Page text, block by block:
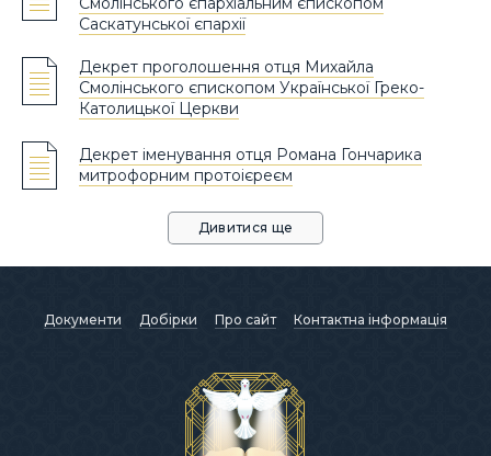
Саскатунської єпархії
Декрет проголошення отця Михайла
Смолінського єпископом Української Греко-
Католицької Церкви
Декрет іменування отця Романа Гончарика
митрофорним протоієреєм
Дивитися ще
Документи Добірки Про сайт Контактна інформація